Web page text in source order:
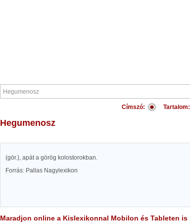
Címszó: Tartalom:
Hegumenosz
(gör.), apát a görög kolostorokban.
Forrás: Pallas Nagylexikon
Maradjon online a Kislexikonnal Mobilon és Tableten is